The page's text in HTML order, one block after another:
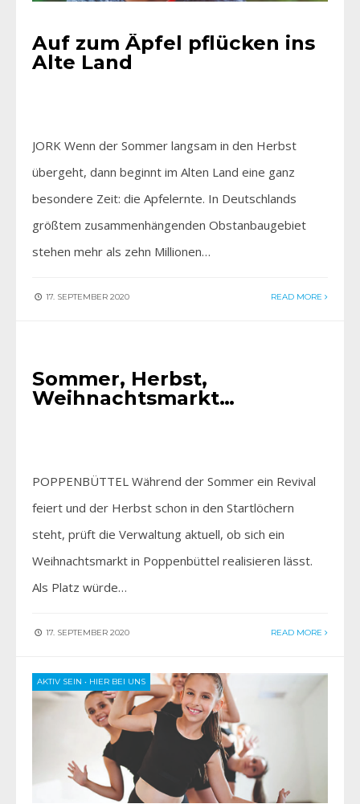
Auf zum Äpfel pflücken ins
Alte Land
JORK Wenn der Sommer langsam in den Herbst
übergeht, dann beginnt im Alten Land eine ganz
besondere Zeit: die Apfelernte. In Deutschlands
größtem zusammenhängenden Obstanbaugebiet
stehen mehr als zehn Millionen…
17. SEPTEMBER 2020 READ MORE
Sommer, Herbst,
Weihnachtsmarkt…
POPPENBÜTTEL Während der Sommer ein Revival
feiert und der Herbst schon in den Startlöchern
steht, prüft die Verwaltung aktuell, ob sich ein
Weihnachtsmarkt in Poppenbüttel realisieren lässt.
Als Platz würde…
17. SEPTEMBER 2020 READ MORE
AKTIV SEIN • HIER BEI UNS